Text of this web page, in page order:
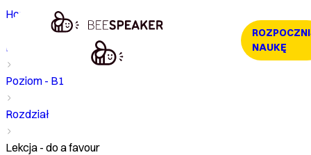
NAUKĘ
Home
Kurs
Poziom - B1
Rozdział
Lekcja - do a favour